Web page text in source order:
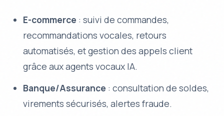
E-commerce : suivi de commandes,
recommandations vocales, retours
automatisés, et gestion des appels client
grâce aux agents vocaux IA.
Banque/Assurance : consultation de soldes,
virements sécurisés, alertes fraude.